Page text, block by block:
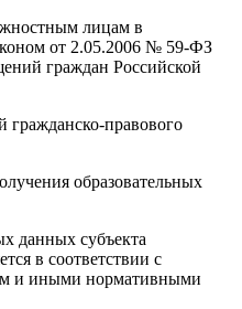
лицам в
от 2.05.2006 № 59-ФЗ
граждан Российской
гражданско-правового
образовательных
данных субъекта
в соответствии с
и иными нормативными